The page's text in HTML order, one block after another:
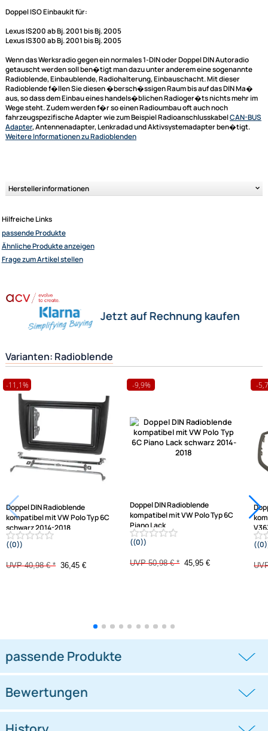
Lexus
PDF Einbauanleitung
Doppel ISO Einbaukit für:
Wenn das Werksradio gegen ein normales 1-DIN oder Doppel DIN
getauscht werden soll ben�tigt man dazu unter anderem eine
Radioblende f�llen Sie diesen �bersch�ssigen Raum bis auf das DIN
aus, so dass dem Einbau eines handels�blichen Radioger�ts nichts
Wege steht. Zudem werden f�r so einen Radioumbau oft auch noch
fahrzeugspezifische Adapter wie zum Beispiel Radioanschlusskabel
Adapter, Antennenadapter, Lenkradad und Aktivsystemadapter
Herstellerinformationen
Hilfreiche Links
passende Produkte
Ähnliche Produkte anzeigen
Frage zum Artikel stellen
Jetzt auf Rechnung kaufen
Varianten: Radioblende
-11,1%
kompatibel mit VW Polo Typ 6C
((0))
kompatibel mit VW Polo Typ 6C
Ultramall
Wir versenden mit
Unsere Leistungen